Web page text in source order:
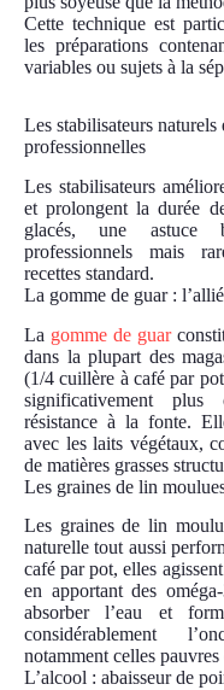
Cette technique est
les préparations
variables ou sujets à la
Les stabilisateurs naturels
professionnelles
Les stabilisateurs
et prolongent la durée
glacés, une astuce
professionnels mais
recettes standard.
La gomme de guar :
La gomme de guar
dans la plupart des
(1/4 cuillère à café par
significativement
résistance à la fonte.
avec les laits végétaux,
de matières grasses
Les graines de lin
Les graines de lin
naturelle tout aussi
café par pot, elles
en apportant des
absorber l’eau et
considérablement
notamment celles pauvres
L’alcool : abaisseur de